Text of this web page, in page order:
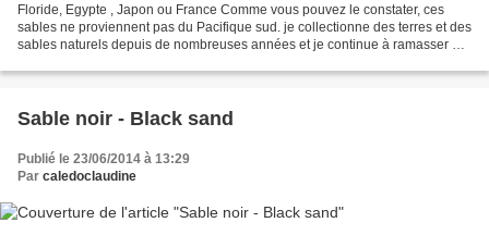
Floride, Egypte , Japon ou France Comme vous pouvez le constater, ces
sables ne proviennent pas du Pacifique sud. je collectionne des terres et des
sables naturels depuis de nombreuses années et je continue à ramasser du
Sable noir - Black sand
Publié le 23/06/2014 à 13:29
Par caledoclaudine